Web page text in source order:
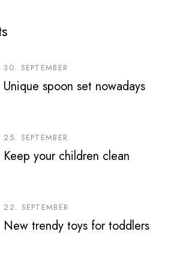
30. SEPTEMBER
Unique spoon set nowadays
25. SEPTEMBER
Keep your children clean
22. SEPTEMBER
New trendy toys for toddlers